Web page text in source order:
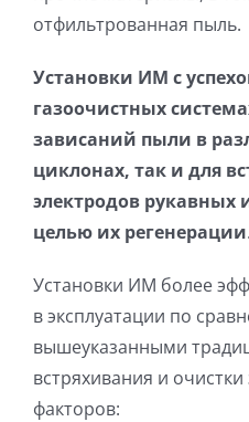
отфильтрованная пыль.
Установки ИМ с
газоочистных
зависаний пыли в
циклонах, так и для
электродов рукавных
целью их регенерации.
Установки ИМ более
в эксплуатации по
вышеуказанными
встряхивания и
факторов: